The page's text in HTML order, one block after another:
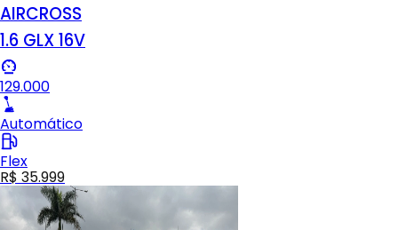
AIRCROSS
1.6 GLX 16V
129.000
Automático
Flex
R$ 35.999